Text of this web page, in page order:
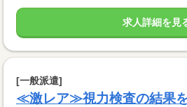
求人詳細を見
[一般派遣]
≪激レア≫視力検査の結果